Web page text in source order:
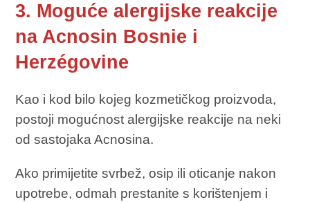
3. Moguće alergijske reakcije
na Acnosin Bosnie i
Herzégovine
Kao i kod bilo kojeg kozmetičkog proizvoda,
postoji mogućnost alergijske reakcije na neki
od sastojaka Acnosina.
Ako primijetite svrbež, osip ili oticanje nakon
upotrebe, odmah prestanite s korištenjem i